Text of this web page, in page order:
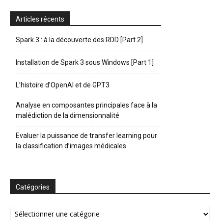
Articles récents
Spark 3 : à la découverte des RDD [Part 2]
Installation de Spark 3 sous Windows [Part 1]
L’histoire d’OpenAI et de GPT3
Analyse en composantes principales face à la
malédiction de la dimensionnalité
Evaluer la puissance de transfer learning pour
la classification d’images médicales
Catégories
Catégories